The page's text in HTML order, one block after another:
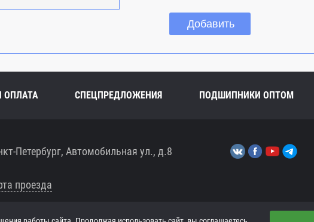
ОПЛАТА СПЕЦПРЕДЛОЖЕНИЯ ПОДШИПНИКИ ОПТОМ
Петербург, Автомобильная ул., д.8
проезда